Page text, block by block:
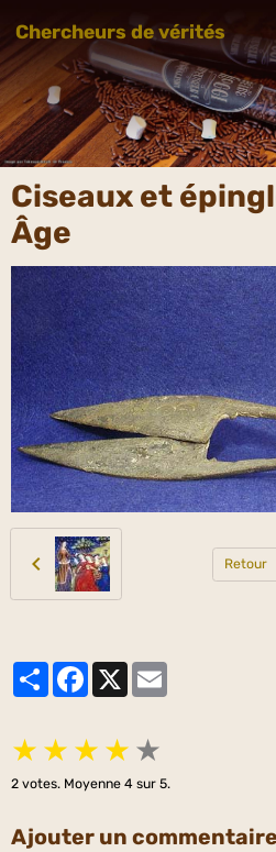
Chercheurs de vérités
Ciseaux et
Âge
Retour
PartagerFacebook
★ ★ ★ ★ ★
2 votes. Moyenne 4 sur 5.
Ajouter un commentaire